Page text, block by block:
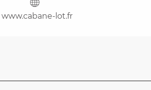
www.cabane-lot.fr